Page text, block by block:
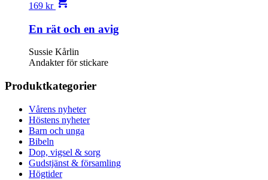
169 kr
En rät och en avig
Sussie Kårlin
Andakter för stickare
Produktkategorier
Vårens nyheter
Höstens nyheter
Barn och unga
Bibeln
Dop, vigsel & sorg
Gudstjänst & församling
Högtider